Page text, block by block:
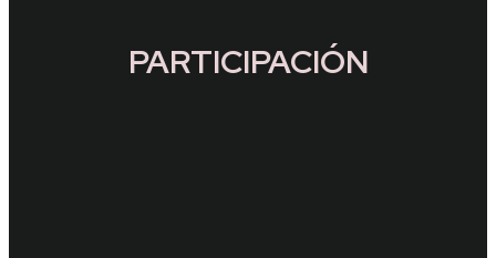
PARTICIPACIÓN